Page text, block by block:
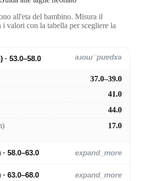
all'eta del bambino. Misura il
valori con la tabella per scegliere la
· 53.0–58.0 expand_more
37.0–39.0
41.0
44.0
17.0
58.0–63.0 expand_more
63.0–68.0 expand_more